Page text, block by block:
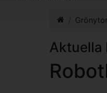
Grönytor
Aktuella